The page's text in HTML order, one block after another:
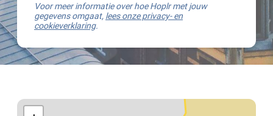
Voor meer informatie over hoe Hoplr met jouw
gegevens omgaat, lees onze privacy- en
cookieverklaring.
Kaart